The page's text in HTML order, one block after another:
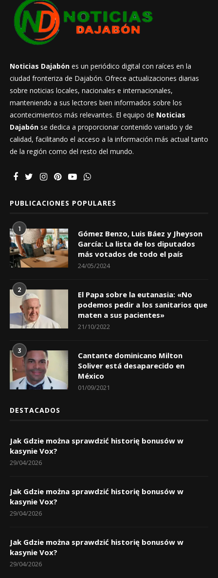
Noticias Dajabón es un periódico digital con raíces en la
ciudad fronteriza de Dajabón. Ofrece actualizaciones diarias
sobre noticias locales, nacionales e internacionales,
manteniendo a sus lectores bien informados sobre los
acontecimientos más relevantes. El equipo de Noticias
Dajabón se dedica a proporcionar contenido variado y de
calidad, facilitando el acceso a la información más actual tanto
de la región como del resto del mundo.
PUBLICACIONES POPULARES
1
Gómez Benzo, Luis Báez y Jheyson
García: La lista de los diputados
más votados de todo el país
24/05/2024
2
El Papa sobre la eutanasia: «No
podemos pedir a los sanitarios que
maten a sus pacientes»
21/10/2022
3
Cantante dominicano Milton
Soliver está desaparecido en
México
01/09/2021
DESTACADOS
Jak Gdzie można sprawdzić historię bonusów w
kasynie Vox?
29/04/2026
Jak Gdzie można sprawdzić historię bonusów w
kasynie Vox?
29/04/2026
Jak Gdzie można sprawdzić historię bonusów w
kasynie Vox?
29/04/2026